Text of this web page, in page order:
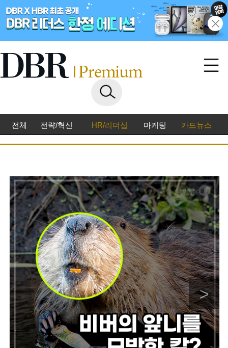
전체 전략/혁신 HR/리더십 마케팅 카드뉴스
>